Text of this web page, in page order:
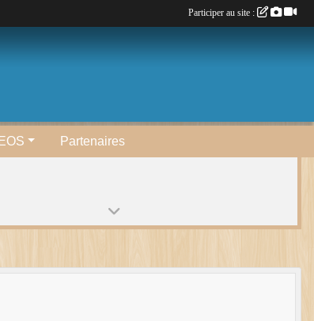
Partenaires
Participer au site :